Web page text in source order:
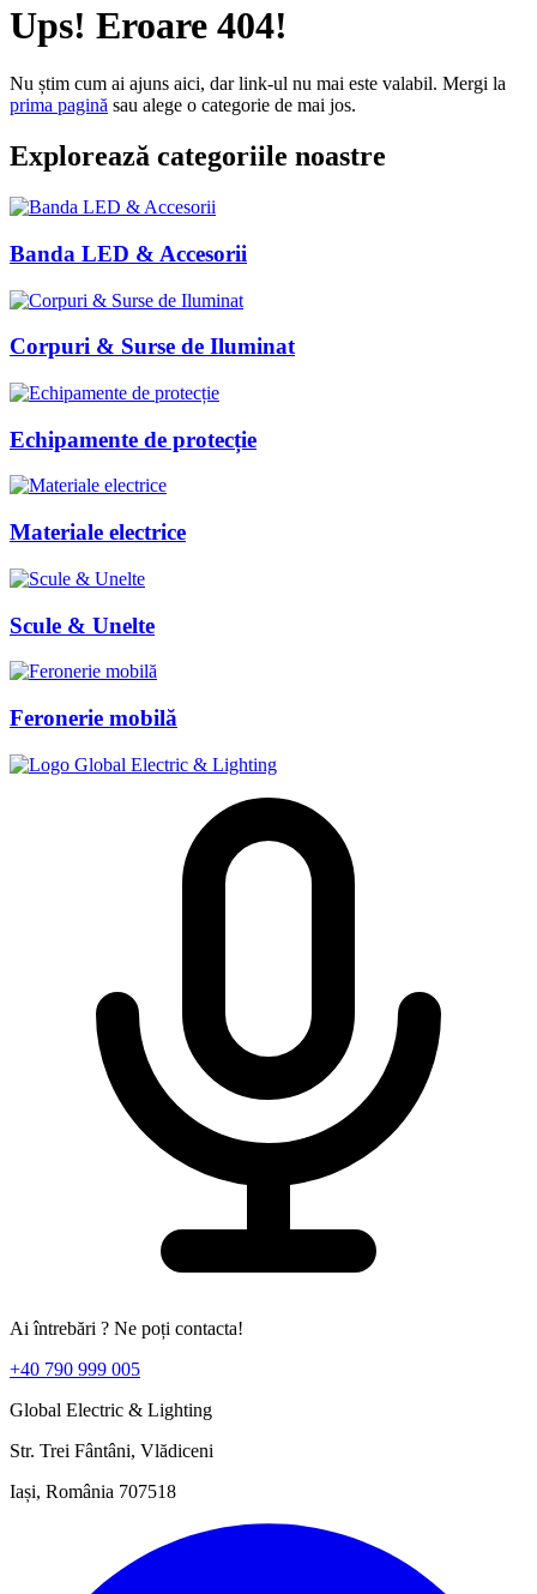
Ups! Eroare 404!
Nu știm cum ai ajuns aici, dar link-ul nu mai este valabil. Mergi la
prima pagină sau alege o categorie de mai jos.
Explorează categoriile noastre
Banda LED & Accesorii
Corpuri & Surse de Iluminat
Echipamente de protecție
Materiale electrice
Scule & Unelte
Feronerie mobilă
Ai întrebări ? Ne poți contacta!
+40 790 999 005
Global Electric & Lighting
Str. Trei Fântâni, Vlădiceni
Iași, România 707518